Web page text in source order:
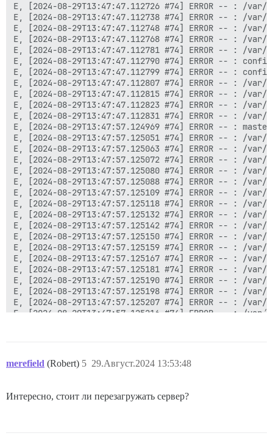
E, [2024-08-29T13:47:47.112726 #74] ERROR -- : /
E, [2024-08-29T13:47:47.112738 #74] ERROR -- : /
E, [2024-08-29T13:47:47.112748 #74] ERROR -- : /
E, [2024-08-29T13:47:47.112768 #74] ERROR -- : /
E, [2024-08-29T13:47:47.112781 #74] ERROR -- : /
E, [2024-08-29T13:47:47.112790 #74] ERROR -- :
E, [2024-08-29T13:47:47.112799 #74] ERROR -- :
E, [2024-08-29T13:47:47.112807 #74] ERROR -- : /
E, [2024-08-29T13:47:47.112815 #74] ERROR -- : /
E, [2024-08-29T13:47:47.112823 #74] ERROR -- : /
E, [2024-08-29T13:47:47.112831 #74] ERROR -- : /
E, [2024-08-29T13:47:57.124969 #74] ERROR -- :
E, [2024-08-29T13:47:57.125051 #74] ERROR -- : /
E, [2024-08-29T13:47:57.125063 #74] ERROR -- : /
E, [2024-08-29T13:47:57.125072 #74] ERROR -- : /
E, [2024-08-29T13:47:57.125080 #74] ERROR -- : /
E, [2024-08-29T13:47:57.125088 #74] ERROR -- : /
E, [2024-08-29T13:47:57.125109 #74] ERROR -- : /
E, [2024-08-29T13:47:57.125118 #74] ERROR -- : /
E, [2024-08-29T13:47:57.125132 #74] ERROR -- : /
E, [2024-08-29T13:47:57.125142 #74] ERROR -- : /
E, [2024-08-29T13:47:57.125150 #74] ERROR -- : /
E, [2024-08-29T13:47:57.125159 #74] ERROR -- : /
E, [2024-08-29T13:47:57.125167 #74] ERROR -- : /
E, [2024-08-29T13:47:57.125181 #74] ERROR -- : /
E, [2024-08-29T13:47:57.125190 #74] ERROR -- : /
E, [2024-08-29T13:47:57.125198 #74] ERROR -- : /
E, [2024-08-29T13:47:57.125207 #74] ERROR -- : /
E, [2024-08-29T13:47:57.125216 #74] ERROR -- : /
E, [2024-08-29T13:47:57.125264 #74] ERROR -- :
E, [2024-08-29T13:47:57.125272 #74] ERROR -- :
E, [2024-08-29T13:47:57.125299 #74] ERROR -- : /
merefield (Robert) 29.Август.2024 13:53:48
5
Интересно, стоит ли перезагружать сервер?